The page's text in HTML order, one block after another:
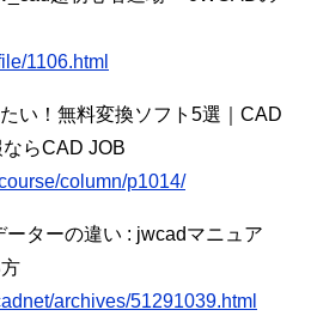
1106.html
い！無料変換ソフト5選｜CAD
らCAD JOB
column/p1014/
ターの違い : jwcadマニュア
archives/51291039.html